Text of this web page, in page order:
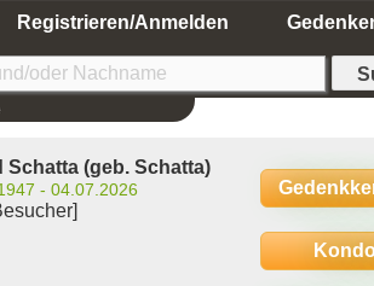
Registrieren/Anmelden
Schatta (geb. Schatta)
- 04.07.2026